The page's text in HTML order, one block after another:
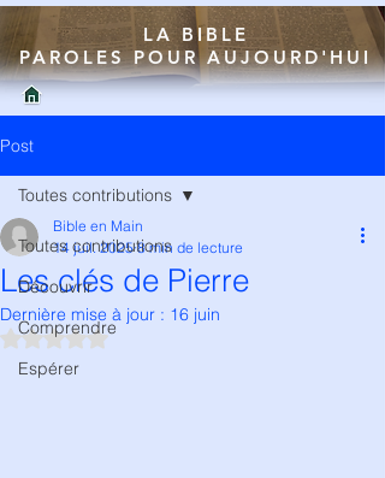
LA BIBLE
PAROLES POUR AUJOURD'HUI
Post
Toutes contributions
Découvrir
Comprendre
Espérer
Toutes contributions
Les clés de Pierre
Bible en Main
14 juil. 2025 8 min de lecture
Dernière mise à jour : 16 juin
Noté NaN étoiles sur 5.